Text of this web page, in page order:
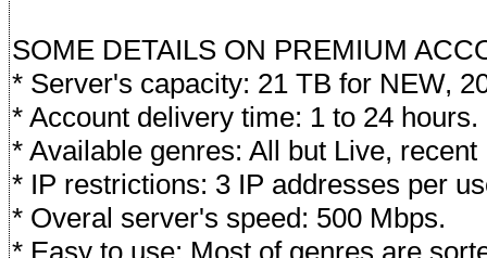
SOME DETAILS ON PREMIUM
* Server's capacity: 21 TB for NEW,
* Account delivery time: 1 to 24 hours.
* Available genres: All but Live,
* IP restrictions: 3 IP addresses per
* Overal server's speed: 500 Mbps.
* Easy to use: Most of genres are